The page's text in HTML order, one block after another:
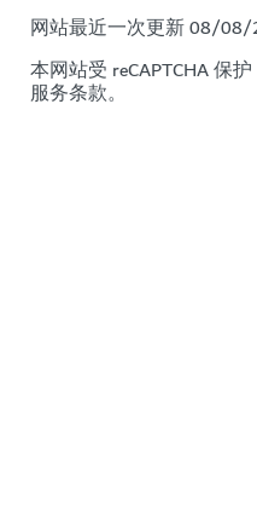
网站最近一次更新 08/08/
本网站受 reCAPTCHA 保
服务条款。